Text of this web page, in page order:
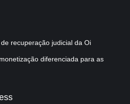
recuperação judicial da Oi
diferenciada para as